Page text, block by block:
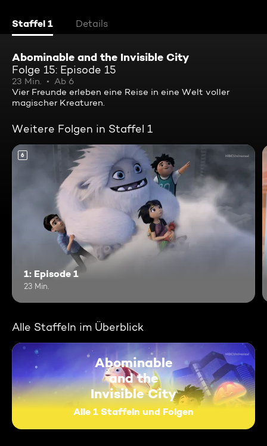
Staffel 1 Details
Abominable and the Invisible City
Folge 15: Episode 15
23 Min.
Ab 6
Vier Freunde erleben eine Reise in eine Welt voller
magischer Kreaturen.
Weitere Folgen in Staffel 1
6
1: Episode 1
23 Min.
Alle Staffeln im Überblick
Abominable
and the
Invisible City
Alle 1 Staffeln und Folgen